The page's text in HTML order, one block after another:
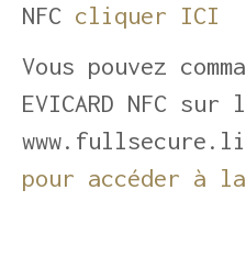
NFC cliquer ICI
Vous pouvez
EVICARD NFC
pour accéder à